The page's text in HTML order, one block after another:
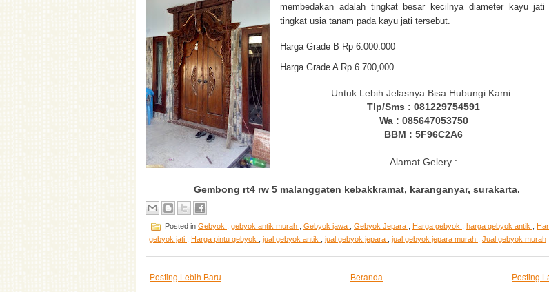
membedakan adalah tingkat besar kecilnya diameter kayu jati
tingkat usia tanam pada kayu jati tersebut.
Harga Grade B Rp 6.000.000
Harga Grade A Rp 6.700,000
Untuk Lebih Jelasnya Bisa Hubungi Kami :
Tlp/Sms : 081229754591
Wa : 085647053750
BBM : 5F96C2A6
Alamat Gelery :
Gembong rt4 rw 5 malanggaten kebakkramat, karanganyar, surakarta.
Posted in Gebyok gebyok antik murah Gebyok jawa Gebyok Jepara Harga gebyok harga gebyok antik
gebyok jati
Harga pintu gebyok jual gebyok antik jual gebyok jepara jual gebyok jepara murah Jual gebyok murah
Posting Lebih Baru Posting
Beranda